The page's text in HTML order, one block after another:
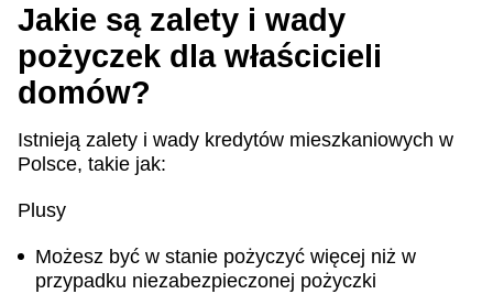
Jakie są zalety i wady
pożyczek dla właścicieli
domów?
Istnieją zalety i wady kredytów mieszkaniowych w
Polsce, takie jak:
Plusy
Możesz być w stanie pożyczyć więcej niż w
przypadku niezabezpieczonej pożyczki